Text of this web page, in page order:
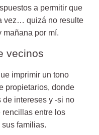
a permitir que
vez… quizá no resulte
mañana por mí.
vecinos
imprimir un tono
propietarios, donde
intereses y -si no
rencillas entre los
familias.